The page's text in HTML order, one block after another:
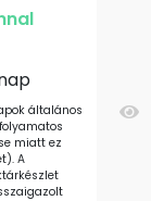
általános
miatt ez
A